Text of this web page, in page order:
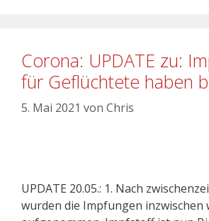
Corona: UPDATE zu:
für Geflüchtete haben
5. Mai 2021 von Chris
UPDATE 20.05.: 1. Nach
wurden die Impfungen inzwischen